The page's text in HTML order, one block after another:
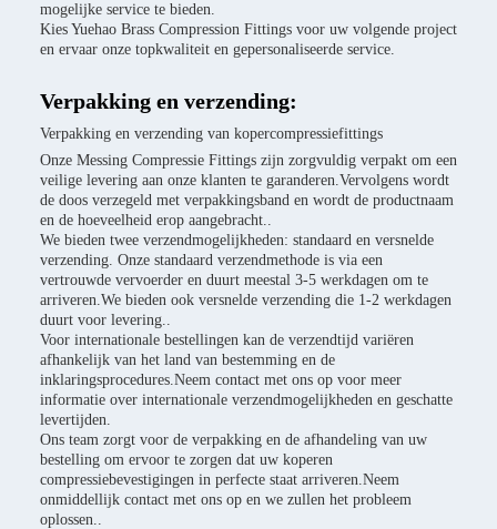
mogelijke service te bieden.
Kies Yuehao Brass Compression Fittings voor uw volgende project
en ervaar onze topkwaliteit en gepersonaliseerde service.
Verpakking en verzending:
Verpakking en verzending van kopercompressiefittings
Onze Messing Compressie Fittings zijn zorgvuldig verpakt om een
veilige levering aan onze klanten te garanderen.Vervolgens wordt
de doos verzegeld met verpakkingsband en wordt de productnaam
en de hoeveelheid erop aangebracht..
We bieden twee verzendmogelijkheden: standaard en versnelde
verzending. Onze standaard verzendmethode is via een
vertrouwde vervoerder en duurt meestal 3-5 werkdagen om te
arriveren.We bieden ook versnelde verzending die 1-2 werkdagen
duurt voor levering..
Voor internationale bestellingen kan de verzendtijd variëren
afhankelijk van het land van bestemming en de
inklaringsprocedures.Neem contact met ons op voor meer
informatie over internationale verzendmogelijkheden en geschatte
levertijden.
Ons team zorgt voor de verpakking en de afhandeling van uw
bestelling om ervoor te zorgen dat uw koperen
compressiebevestigingen in perfecte staat arriveren.Neem
onmiddellijk contact met ons op en we zullen het probleem
oplossen..